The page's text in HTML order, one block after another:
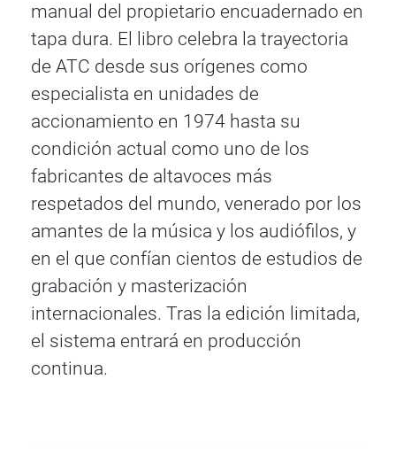
manual del propietario encuadernado en
tapa dura. El libro celebra la trayectoria
de ATC desde sus orígenes como
especialista en unidades de
accionamiento en 1974 hasta su
condición actual como uno de los
fabricantes de altavoces más
respetados del mundo, venerado por los
amantes de la música y los audiófilos, y
en el que confían cientos de estudios de
grabación y masterización
internacionales. Tras la edición limitada,
el sistema entrará en producción
continua.